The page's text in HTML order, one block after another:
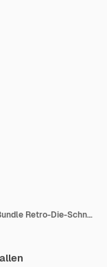
Retro SVG Retro Cut-Datei Retro-SVG-Bundle Retro-Die-Schnitt Retro-sublimation